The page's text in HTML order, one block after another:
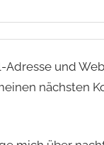
Adresse und
nächsten